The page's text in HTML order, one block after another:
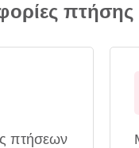
πτήσεων